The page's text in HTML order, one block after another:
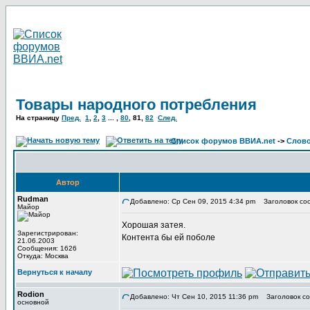
Товары народного потребления
На страницу Пред. 1 2 3 80 81 82 След.
Список форумов ВВИА.net ->
Автор
Rudman
Майор
Зарегистрирован:
21.06.2003
Сообщения: 1626
Откуда: Москва
Добавлено: Ср Сен 09, 2015 4:34 pm Заголовок
Хорошая затея.
Контента бы ей поболе
Вернуться к началу
Rodion
основной
Добавлено: Чт Сен 10, 2015 11:36 pm Заголовок